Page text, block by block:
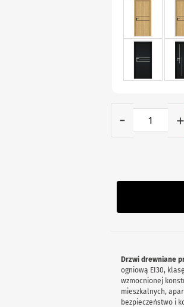
- +
Drzwi drewniane
ogniową EI30,
wzmocnionej
mieszkalnych,
bezpieczeństwo i